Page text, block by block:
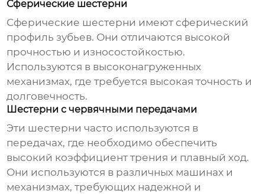
Сферические шестерни
Сферические шестерни имеют сферический
профиль зубьев. Они отличаются высокой
прочностью и износостойкостью.
Используются в высоконагруженных
механизмах, где требуется высокая точность и
долговечность.
Шестерни с червячными передачами
Эти шестерни часто используются в
передачах, где необходимо обеспечить
высокий коэффициент трения и плавный ход.
Они используются в различных машинах и
механизмах, требующих надежной и